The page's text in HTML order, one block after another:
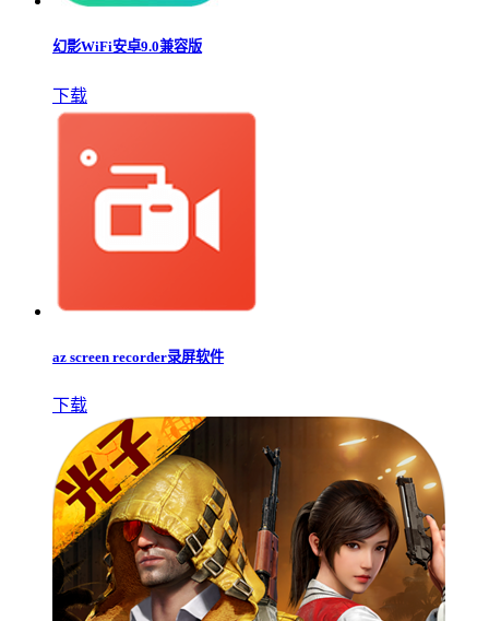
幻影WiFi安卓9.0兼容版
下载
az screen recorder录屏软件
下载